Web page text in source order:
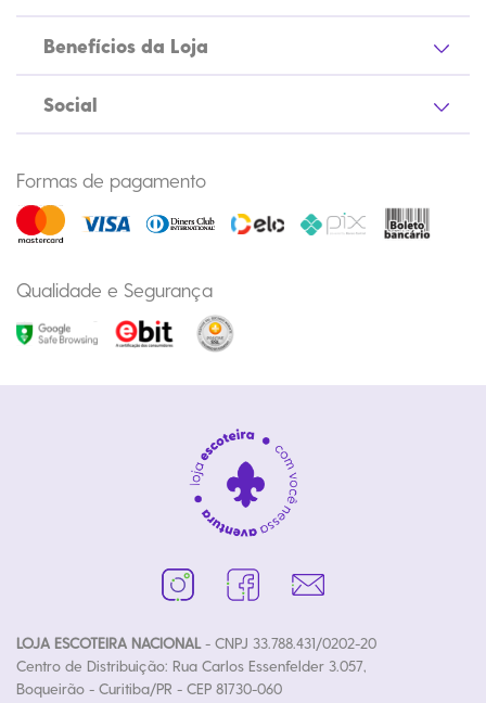
Benefícios da Loja
Social
Formas de pagamento
Qualidade e Segurança
LOJA ESCOTEIRA NACIONAL- CNPJ 33.788.431/0202-20
Centro de Distribuição: Rua Carlos Essenfelder 3.057,
Boqueirão - Curitiba/PR - CEP 81730-060